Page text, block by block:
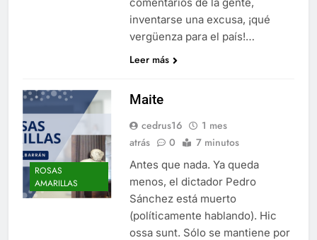
inventarse una excusa, ¡qué
vergüenza para el país!…
Leer más
ROSAS
AMARILLAS
Maite
cedrus16
1 mes
atrás
0 7 minutos
Antes que nada. Ya queda
menos, el dictador Pedro
Sánchez está muerto
(políticamente hablando). Hic
ossa sunt. Sólo se mantiene por